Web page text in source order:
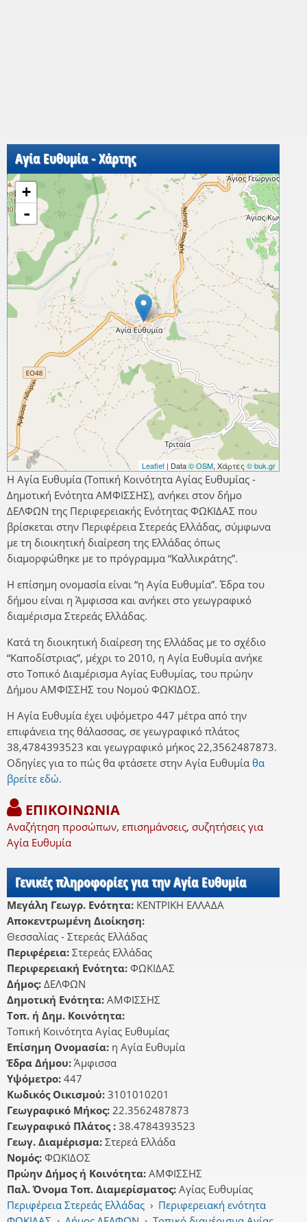
Αγία Ευθυμία - Χάρτης
+
-
Leaflet | Data© OSM, Χάρτες © buk.gr
Η Αγία Ευθυμία (Τοπική Κοινότητα Αγίας Ευθυμίας -
Δημοτική Ενότητα ΑΜΦΙΣΣΗΣ), ανήκει στον δήμο
ΔΕΛΦΩΝ της Περιφερειακής Ενότητας ΦΩΚΙΔΑΣ που
βρίσκεται στην Περιφέρεια Στερεάς Ελλάδας, σύμφωνα
με τη διοικητική διαίρεση της Ελλάδας όπως
διαμορφώθηκε με το πρόγραμμα “Καλλικράτης”.
Η επίσημη ονομασία είναι “η Αγία Ευθυμία”. Έδρα του
δήμου είναι η Άμφισσα και ανήκει στο γεωγραφικό
διαμέρισμα Στερεάς Ελλάδας.
Κατά τη διοικητική διαίρεση της Ελλάδας με το σχέδιο
“Καποδίστριας”, μέχρι το 2010, η Αγία Ευθυμία ανήκε
στο Τοπικό Διαμέρισμα Αγίας Ευθυμίας, του πρώην
Δήμου ΑΜΦΙΣΣΗΣ του Νομού ΦΩΚΙΔΟΣ.
Η Αγία Ευθυμία έχει υψόμετρο 447 μέτρα από την
επιφάνεια της θάλασσας, σε γεωγραφικό πλάτος
38,4784393523 και γεωγραφικό μήκος 22,3562487873.
Οδηγίες για το πώς θα φτάσετε στην Αγία Ευθυμία θα
βρείτε εδώ.
ΕΠΙΚΟΙΝΩΝΙΑ
Αναζήτηση προσώπων, επισημάνσεις, συζητήσεις για
Αγία Ευθυμία
Γενικές πληροφορίες για την Αγία Ευθυμία
Μεγάλη Γεωγρ. Ενότητα: ΚΕΝΤΡΙΚΗ ΕΛΛΑΔΑ
Αποκεντρωμένη Διοίκηση:
Θεσσαλίας - Στερεάς Ελλάδας
Περιφέρεια: Στερεάς Ελλάδας
Περιφερειακή Ενότητα: ΦΩΚΙΔΑΣ
Δήμος: ΔΕΛΦΩΝ
Δημοτική Ενότητα: ΑΜΦΙΣΣΗΣ
Τοπ. ή Δημ. Κοινότητα:
Τοπική Κοινότητα Αγίας Ευθυμίας
Επίσημη Ονομασία: η Αγία Ευθυμία
Έδρα Δήμου: Άμφισσα
Υψόμετρο: 447
Κωδικός Οικισμού: 3101010201
Γεωγραφικό Μήκος: 22.3562487873
Γεωγραφικό Πλάτος : 38.4784393523
Γεωγ. Διαμέρισμα: Στερεά Ελλάδα
Νομός: ΦΩΚΙΔΟΣ
Πρώην Δήμος ή Κοινότητα: ΑΜΦΙΣΣΗΣ
Παλ. Όνομα Τοπ. Διαμερίσματος: Αγίας Ευθυμίας
Περιφέρεια Στερεάς Ελλάδας › Περιφερειακή ενότητα